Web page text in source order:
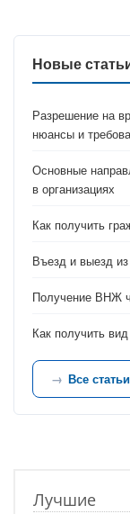
Новые
Разрешение на
нюансы и
Основные
в организациях
Как получить
Въезд и выезд
Получение ВНЖ
Как получить
Все статьи
Лучшие